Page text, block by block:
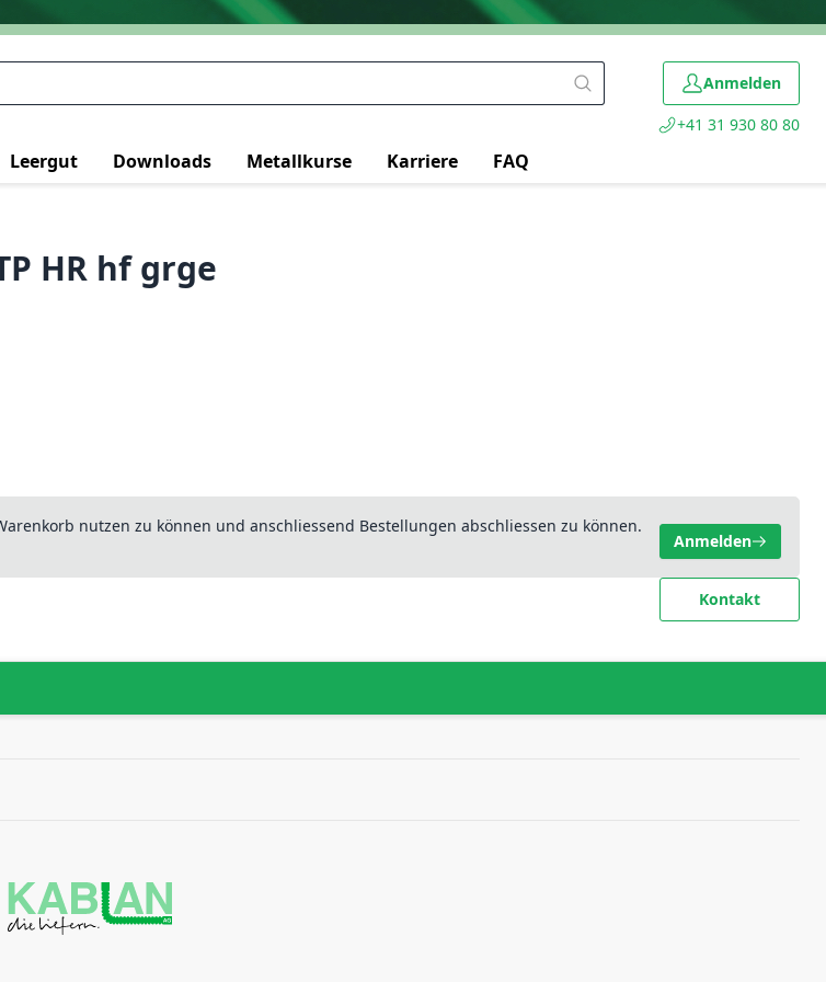
Anmelden
+41 31 930 80 80
Leergut Downloads Metallkurse Karriere FAQ
HR hf grge
nutzen zu können und anschliessend Bestellungen abschliessen zu können.
Anmelden
Kontakt